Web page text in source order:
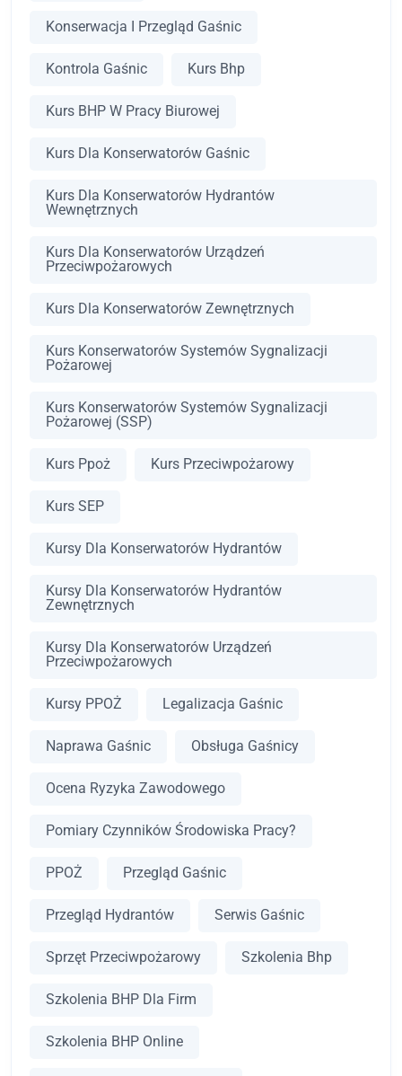
Konserwacja I Przegląd Gaśnic
Kontrola Gaśnic Kurs Bhp
Kurs BHP W Pracy Biurowej
Kurs Dla Konserwatorów Gaśnic
Kurs Dla Konserwatorów Hydrantów
Wewnętrznych
Kurs Dla Konserwatorów Urządzeń
Przeciwpożarowych
Kurs Dla Konserwatorów Zewnętrznych
Kurs Konserwatorów Systemów Sygnalizacji
Pożarowej
Kurs Konserwatorów Systemów Sygnalizacji
Pożarowej (SSP)
Kurs Ppoż Kurs Przeciwpożarowy
Kurs SEP
Kursy Dla Konserwatorów Hydrantów
Kursy Dla Konserwatorów Hydrantów
Zewnętrznych
Kursy Dla Konserwatorów Urządzeń
Przeciwpożarowych
Kursy PPOŻ Legalizacja Gaśnic
Naprawa Gaśnic Obsługa Gaśnicy
Ocena Ryzyka Zawodowego
Pomiary Czynników Środowiska Pracy?
PPOŻ Przegląd Gaśnic
Przegląd Hydrantów Serwis Gaśnic
Sprzęt Przeciwpożarowy Szkolenia Bhp
Szkolenia BHP Dla Firm
Szkolenia BHP Online